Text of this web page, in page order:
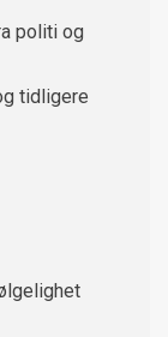
politi og
tidligere